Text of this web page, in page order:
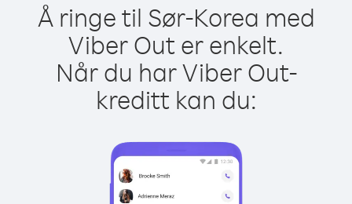
Å ringe til Sør-Korea med
Viber Out er enkelt.
Når du har Viber Out-
kreditt kan du: